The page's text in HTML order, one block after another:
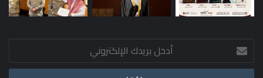
أدخل
بريدك
الإلكتروني